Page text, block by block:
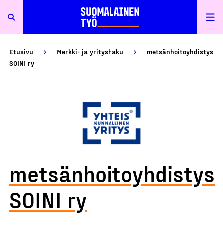
Etusivu Merkki- ja yrityshaku
metsänhoitoyhdistys
SOINI ry
metsänhoitoyhdistys
SOINI ry